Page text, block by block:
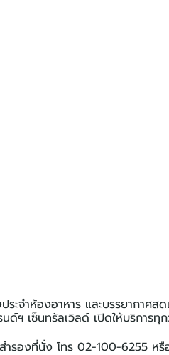
ะจำห้องอาหาร และบรรยากาศสุ
นด์ฯ เซ็นทรัลเวิลด์ เปิดให้บริการ
ำรองที่นั่ง โทร 02-100-6255 หรื